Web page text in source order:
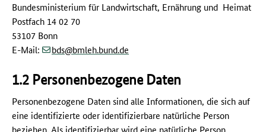
Bundesministerium für Landwirtschaft, Ernährung und Heimat
Postfach 14 02 70
53107 Bonn
E-Mail:
bds (at)
bmleh.bund(dot)
de
1.2 Personenbezogene Daten
Personenbezogene Daten sind alle Informationen, die sich auf
eine identifizierte oder identifizierbare natürliche Person
beziehen. Als identifizierbar wird eine natürliche Person